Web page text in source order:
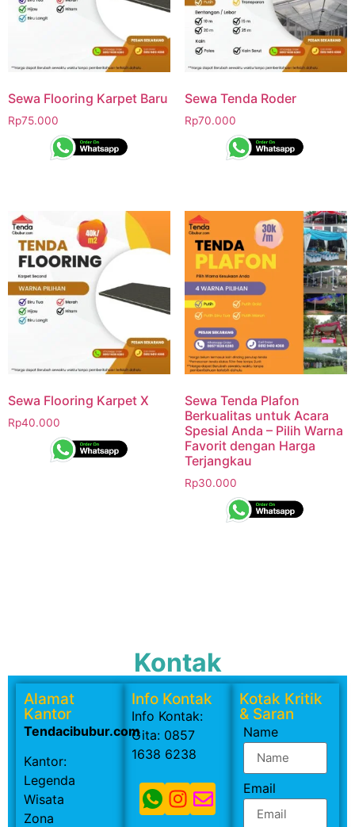
Sewa Flooring Karpet Baru
Rp75.000
Sewa Tenda Roder
Rp70.000
Sewa Flooring Karpet X
Rp40.000
Sewa Tenda Plafon
Berkualitas untuk Acara
Spesial Anda – Pilih Warna
Favorit dengan Harga
Terjangkau
Rp30.000
Kontak
Alamat
Kantor
Tendacibubur.com
Kantor:
Legenda
Wisata
Zona
Info Kontak
Info Kontak:
Gita: 0857
1638 6238
Kotak Kritik
& Saran
Name
Email